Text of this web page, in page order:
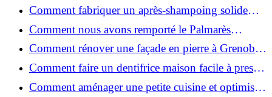
rénovation ?
Comment fabriquer un après-shampoing solide
naturel pour cheveux ?
Comment nous avons remporté le Palmarès
(Ré)HABITER 2025 : les coulisses du projet primé
?
Comment rénover une façade en pierre à Grenoble
: techniques, coûts et conseils
Comment faire un dentifrice maison facile à presser
?
Comment aménager une petite cuisine et optimiser